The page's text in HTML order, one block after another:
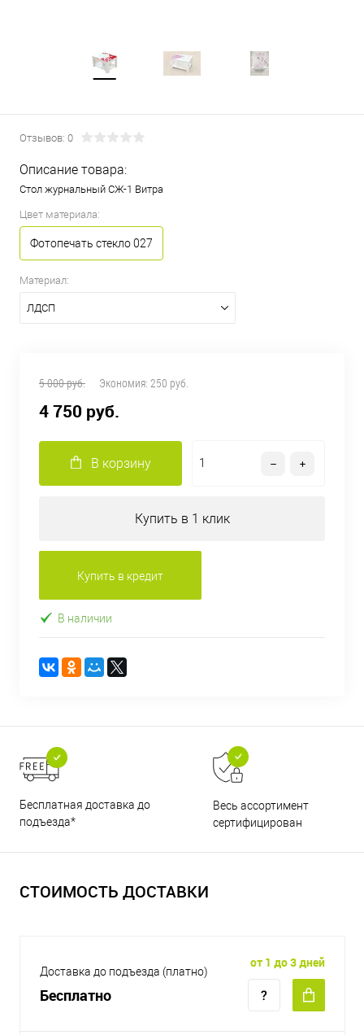
Отзывов: 0
Описание товара:
Стол журнальный СЖ-1 Витра
Цвет материала:
Фотопечать стекло 027
Материал:
ЛДСП
5 000 руб. Экономия: 250 руб.
4 750 руб.
В корзину
Купить в 1 клик
Купить в кредит
В наличии
Бесплатная доставка до
подъезда*
Весь ассортимент
сертифицирован
СТОИМОСТЬ ДОСТАВКИ
Доставка до подъезда (платно)
Бесплатно
от 1 до 3 дней